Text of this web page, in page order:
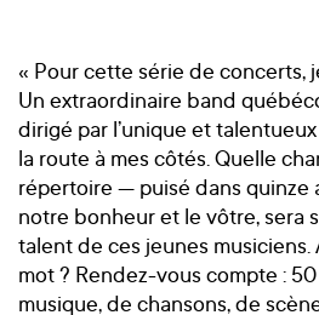
« Pour cette série de concerts,
Un extraordinaire band
dirigé par l’unique et
la route à mes côtés. Quelle
répertoire — puisé dans quinze
notre bonheur et le vôtre, sera
talent de ces jeunes
mot ? Rendez-vous compte :
musique, de chansons, de